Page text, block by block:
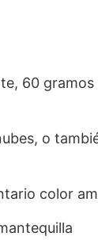
60 gramos
o
color